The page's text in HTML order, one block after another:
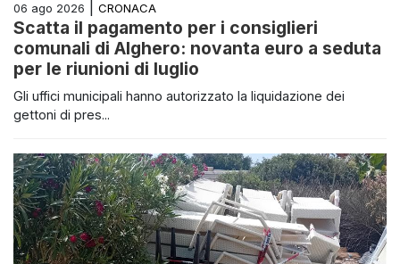
06 ago 2026 CRONACA
Scatta il pagamento per i consiglieri
comunali di Alghero: novanta euro a seduta
per le riunioni di luglio
Gli uffici municipali hanno autorizzato la liquidazione dei
gettoni di pres...